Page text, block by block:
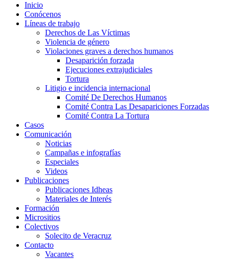
Inicio
Conócenos
Líneas de trabajo
Derechos de Las Víctimas
Violencia de género
Violaciones graves a derechos humanos
Desaparición forzada​
Ejecuciones extrajudiciales
Tortura
Litigio e incidencia internacional
Comité De Derechos Humanos​
Comité Contra Las Desapariciones Forzadas
Comité Contra La Tortura​
Casos
Comunicación
Noticias
Campañas e infografías
Especiales
Videos
Publicaciones
Publicaciones Idheas
Materiales de Interés
Formación
Micrositios
Colectivos
Solecito de Veracruz
Contacto
Vacantes